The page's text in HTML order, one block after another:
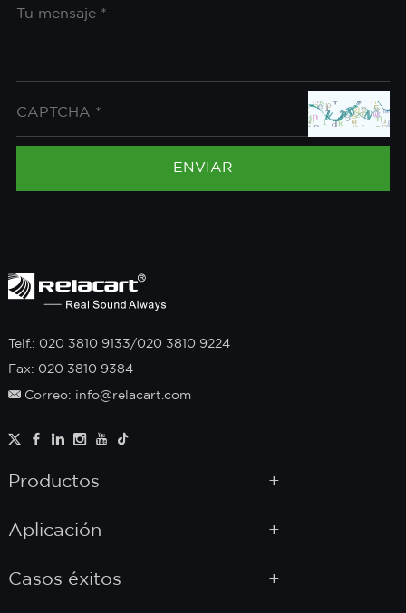
Telf.: 020 3810 9133/020 3810 9224
Fax: 020 3810 9384
Correo: info@relacart.com
Productos
Aplicación
Casos éxitos